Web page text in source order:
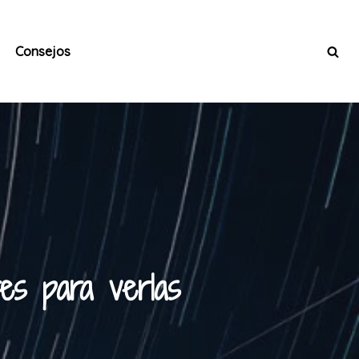
Consejos
para verlas